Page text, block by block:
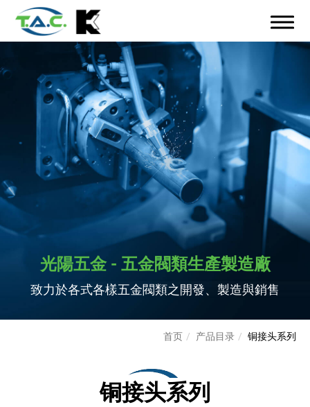
光陽五金 - 五金閥類生產製造廠
致力於各式各樣五金閥類之開發、製造與銷售
首页 产品目录 铜接头系列
铜接头系列